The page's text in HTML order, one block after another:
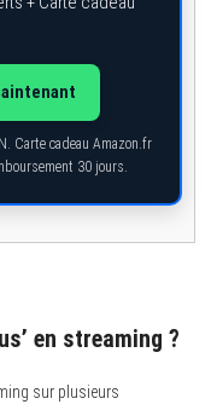
Carte cadeau Amazon.fr
30 jours.
en streaming ?
sur plusieurs